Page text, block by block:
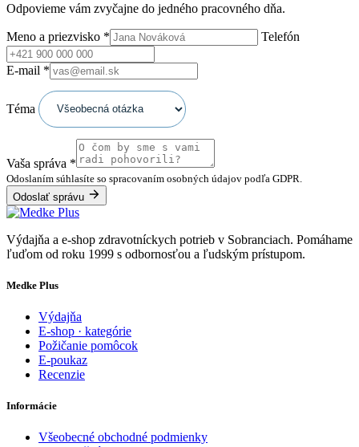
Odpovieme vám zvyčajne do jedného pracovného dňa.
Meno a priezvisko * Telefón
E-mail *
Téma
Vaša správa *
Odoslaním súhlasíte so spracovaním osobných údajov podľa GDPR.
Odoslať správu
Výdajňa a e-shop zdravotníckych potrieb v Sobranciach. Pomáhame
ľuďom od roku 1999 s odbornosťou a ľudským prístupom.
Medke Plus
Výdajňa
E-shop · kategórie
Požičanie pomôcok
E-poukaz
Recenzie
Informácie
Všeobecné obchodné podmienky